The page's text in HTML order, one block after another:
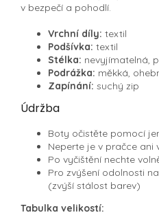
v bezpečí a pohodlí.
Vrchní díly: textil
Podšívka: textil
Stélka: nevyjímatelná,
Podrážka: měkká,
Zapínání: suchý zip
Údržba
Boty očistěte pomocí
Neperte je v pračce ani
Po vyčištění nechte
Pro zvýšení odolnosti
(zvýší stálost barev)
Tabulka velikostí: